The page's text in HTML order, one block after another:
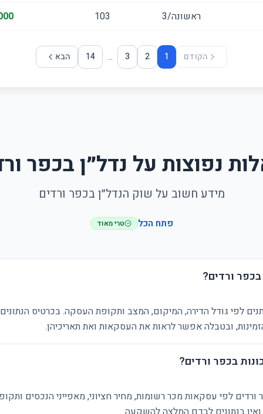
ראשונה/3 103
הקודם 1
2
3
...
14 הבא
נפוצות על נדל״ן בכפר
מידע חשוב על שוק הנדל״ן בכפר ורדים
פתח הכל טרי מאוד
ורדים?
לפי גודל הדירה, המיקום, המצב ותקופת העסקה. בכרטיס
ובטבלה אפשר לראות את העסקאות ואת תאריכיהן.
בכפר ורדים?
ורדים לפי עסקאות מכר רשומות, מחיר חציוני, מאפייני הנכסים